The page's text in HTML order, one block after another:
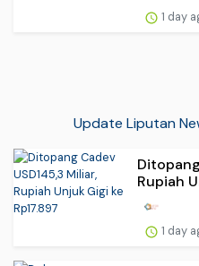
1 day
Update Liputan
Rupiah
1 day